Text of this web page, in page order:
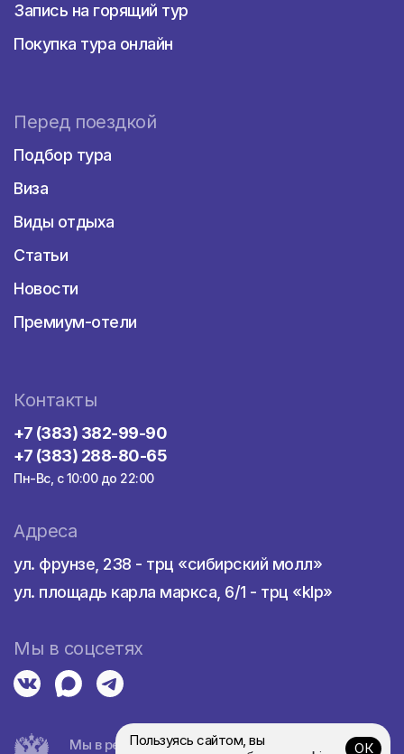
Запись на горящий тур
Покупка тура онлайн
Перед поездкой
Подбор тура
Виза
Виды отдыха
Статьи
Новости
Премиум-отели
Контакты
+7 (383) 382-99-90
+7 (383) 288-80-65
Пн-Вс, с 10:00 до 22:00
Адреса
ул. фрунзе, 238 - трц «сибирский молл»
ул. площадь карла маркса, 6/1 - трц «klp»
Мы в соцсетях
Мы в реестре турагентств
Пользуясь сайтом, вы
ОК